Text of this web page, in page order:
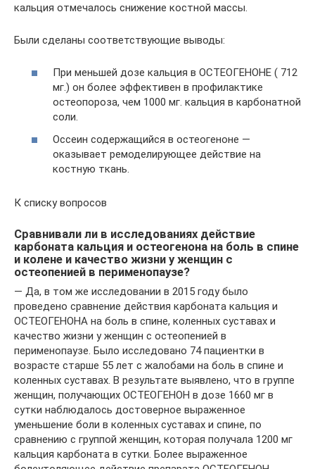
кальция отмечалось снижение костной массы.
Были сделаны соответствующие выводы:
При меньшей дозе кальция в ОСТЕОГЕНОНЕ ( 712
мг.) он более эффективен в профилактике
остеопороза, чем 1000 мг. кальция в карбонатной
соли.
Оссеин содержащийся в остеогеноне —
оказывает ремоделирующее действие на
костную ткань.
К списку вопросов
Сравнивали ли в исследованиях действие
карбоната кальция и остеогенона на боль в спине
и колене и качество жизни у женщин с
остеопенией в перименопаузе?
— Да, в том же исследовании в 2015 году было
проведено сравнение действия карбоната кальция и
ОСТЕОГЕНОНА на боль в спине, коленных суставах и
качество жизни у женщин с остеопенией в
перименопаузе. Было исследовано 74 пациентки в
возрасте старше 55 лет с жалобами на боль в спине и
коленных суставах. В результате выявлено, что в группе
женщин, получающих ОСТЕОГЕНОН в дозе 1660 мг в
сутки наблюдалось достоверное выраженное
уменьшение боли в коленных суставах и спине, по
сравнению с группой женщин, которая получала 1200 мг
кальция карбоната в сутки. Более выраженное